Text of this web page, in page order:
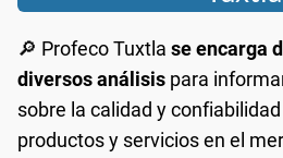
🔎 Profeco Tuxtla se encarga
diversos análisis para
sobre la calidad y
productos y servicios en el